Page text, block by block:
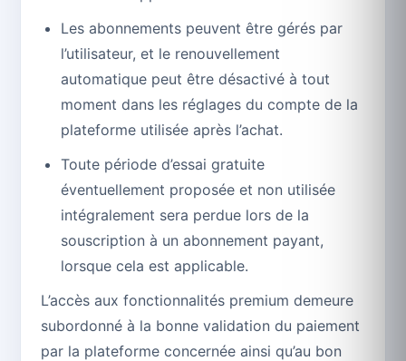
Les abonnements peuvent être gérés par
l’utilisateur, et le renouvellement
automatique peut être désactivé à tout
moment dans les réglages du compte de la
plateforme utilisée après l’achat.
Toute période d’essai gratuite
éventuellement proposée et non utilisée
intégralement sera perdue lors de la
souscription à un abonnement payant,
lorsque cela est applicable.
L’accès aux fonctionnalités premium demeure
subordonné à la bonne validation du paiement
par la plateforme concernée ainsi qu’au bon